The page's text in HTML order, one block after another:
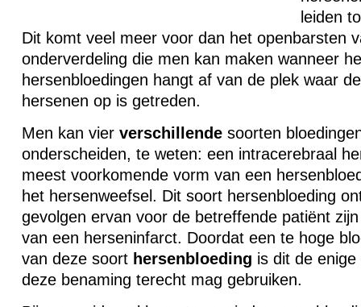
leiden
Dit komt veel meer voor dan het openbarsten
onderverdeling die men kan maken wanneer
hersenbloedingen hangt af van de plek waar
hersenen op is getreden.
Men kan vier verschillendesoorten
onderscheiden, te weten: een intracerebraal
meest voorkomende vorm van een
het hersenweefsel. Dit soort hersenbloeding
gevolgen ervan voor de betreffende patiënt
van een herseninfarct. Doordat een te hoge
van deze soort hersenbloeding is dit de
deze benaming terecht mag gebruiken.